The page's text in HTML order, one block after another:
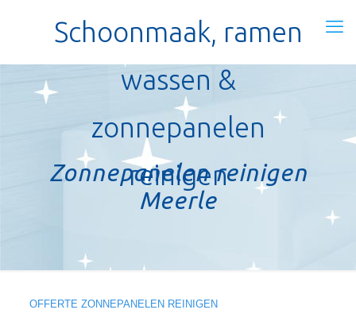
Schoonmaak, ramen
wassen &
zonnepanelen
reinigen
Zonnepanelen reinigen
Meerle
OFFERTE ZONNEPANELEN REINIGEN